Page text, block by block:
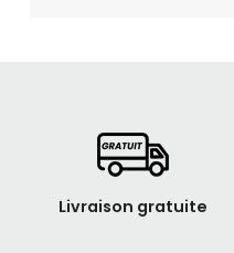
Livraison gratuite